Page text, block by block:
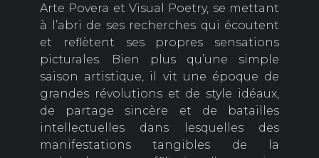
Arte Povera et Visual Poetry, se mettant
à l’abri de ses recherches qui écoutent
et reflètent ses propres sensations
picturales. Bien plus qu’une simple
saison artistique, il vit une époque de
grandes révolutions et de style idéaux,
de partage sincère et de batailles
intellectuelles dans lesquelles des
manifestations tangibles de la